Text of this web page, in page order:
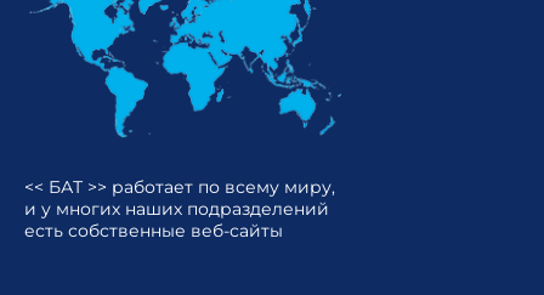
<< БАТ >> работает по всему миру,
и у многих наших подразделений
есть собственные веб-сайты